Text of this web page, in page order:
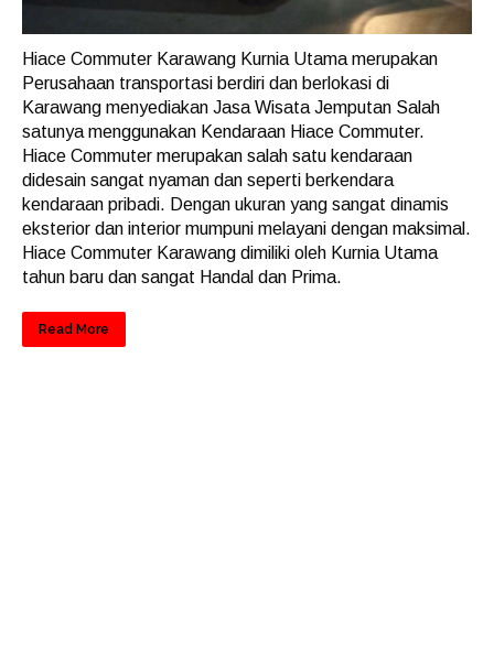
Hiace Commuter Karawang Kurnia Utama merupakan
Perusahaan transportasi berdiri dan berlokasi di
Karawang menyediakan Jasa Wisata Jemputan Salah
satunya menggunakan Kendaraan Hiace Commuter.
Hiace Commuter merupakan salah satu kendaraan
didesain sangat nyaman dan seperti berkendara
kendaraan pribadi. Dengan ukuran yang sangat dinamis
eksterior dan interior mumpuni melayani dengan maksimal.
Hiace Commuter Karawang dimiliki oleh Kurnia Utama
tahun baru dan sangat Handal dan Prima.
Read More